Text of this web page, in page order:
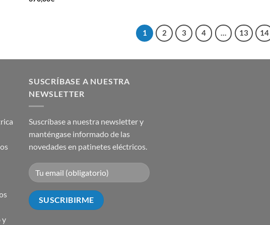
1 2 3 4 … 13 14
y
SUSCRÍBASE A NUESTRA
NEWSLETTER
Suscríbase a nuestra newsletter y
manténgase informado de las
novedades en patinetes eléctricos.